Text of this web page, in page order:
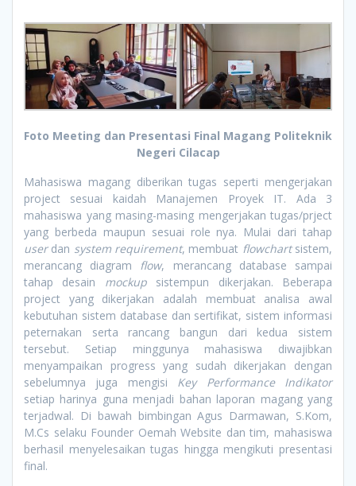
Foto Meeting dan Presentasi Final Magang Politeknik
Negeri Cilacap
Mahasiswa magang diberikan tugas seperti mengerjakan
project sesuai kaidah Manajemen Proyek IT. Ada 3
mahasiswa yang masing-masing mengerjakan tugas/prject
yang berbeda maupun sesuai role nya. Mulai dari tahap
userdan system requirement, membuat flowchartsistem,
merancang diagram flow, merancang database sampai
tahap desain mockupsistempun dikerjakan. Beberapa
project yang dikerjakan adalah membuat analisa awal
kebutuhan sistem database dan sertifikat, sistem informasi
peternakan serta rancang bangun dari kedua sistem
tersebut. Setiap minggunya mahasiswa diwajibkan
menyampaikan progress yang sudah dikerjakan dengan
sebelumnya juga mengisi Key Performance Indikator
setiap harinya guna menjadi bahan laporan magang yang
terjadwal. Di bawah bimbingan Agus Darmawan, S.Kom,
M.Cs selaku Founder Oemah Website dan tim, mahasiswa
berhasil menyelesaikan tugas hingga mengikuti presentasi
final.